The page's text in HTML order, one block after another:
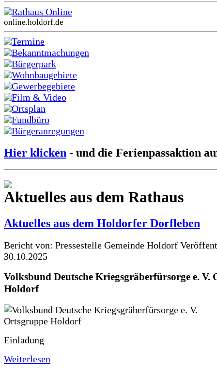
Rathaus Online
online.holdorf.de
Termine
Bekanntmachungen
Bürgerpark
Wohnbaugebiete
Gewerbegebiete
Film & Video
Ortsplan
Fundbüro
Bürgeranregungen
Hier klicken - und die Ferienpassaktion
Aktuelles aus dem Rathaus
Aktuelles aus dem Holdorfer Dorfleben
Bericht von: Pressestelle Gemeinde Holdorf
30.10.2025
Volksbund Deutsche Kriegsgräberfürsorge e. V.
Holdorf
Einladung
Weiterlesen